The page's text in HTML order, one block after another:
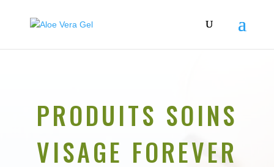
PRODUITS SOINS
VISAGE FOREVER